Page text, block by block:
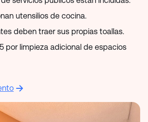
utensilios de cocina.
deben traer sus propias toallas.
por limpieza adicional de espacios